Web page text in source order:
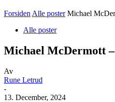
Forsiden Alle poster Michael
Alle poster
Michael McDermott
Av
Rune Letrud
-
13. December, 2024